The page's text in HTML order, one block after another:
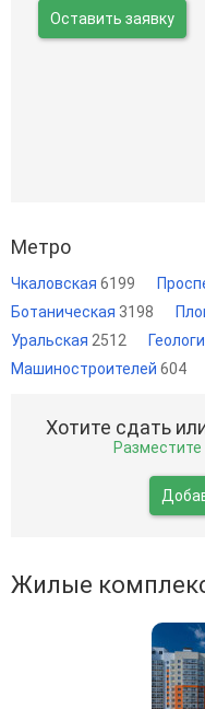
Оставить заявку
Метро
Чкаловская 6199
Ботаническая 3198
Уральская 2512
Машиностроителей 604
Хотите сдать
Жилые